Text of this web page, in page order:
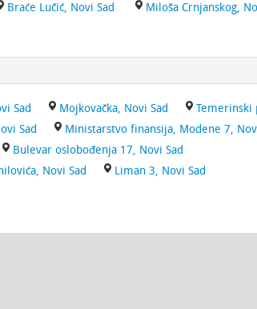
Braće Lučić, Novi Sad
Miloša Crnjanskog,
Sad Mojkovačka, Novi Sad
Temerinski
Sad
Ministarstvo finansija, Modene 7,
Bulevar oslobođenja 17, Novi Sad
Novi Sad
Liman 3, Novi Sad